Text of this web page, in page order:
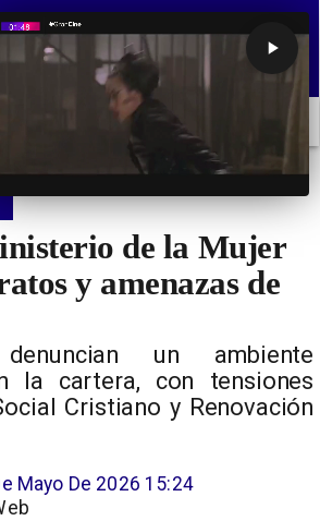
TENDENCIAS
de la Mujer
y amenazas de
denuncian un ambiente
la cartera, con tensiones
Cristiano y Renovación
Mayo De 2026 15:24